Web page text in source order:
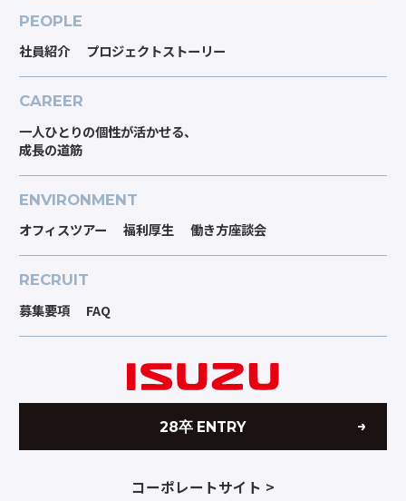
PEOPLE
社員紹介 プロジェクトストーリー
CAREER
一人ひとりの個性が活かせる、
成長の道筋
ENVIRONMENT
オフィスツアー 福利厚生 働き方座談会
RECRUIT
募集要項 FAQ
28卒 ENTRY
コーポレートサイト >